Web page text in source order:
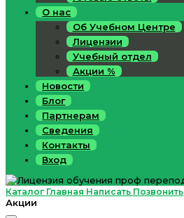
О нас
Об Учебном Центре
Лицензии
Учебный отдел
Акции %
Новости
Блог
Партнерам
Сведения
Контакты
Вход
Каталог Главная Написать Позвонить
Акции